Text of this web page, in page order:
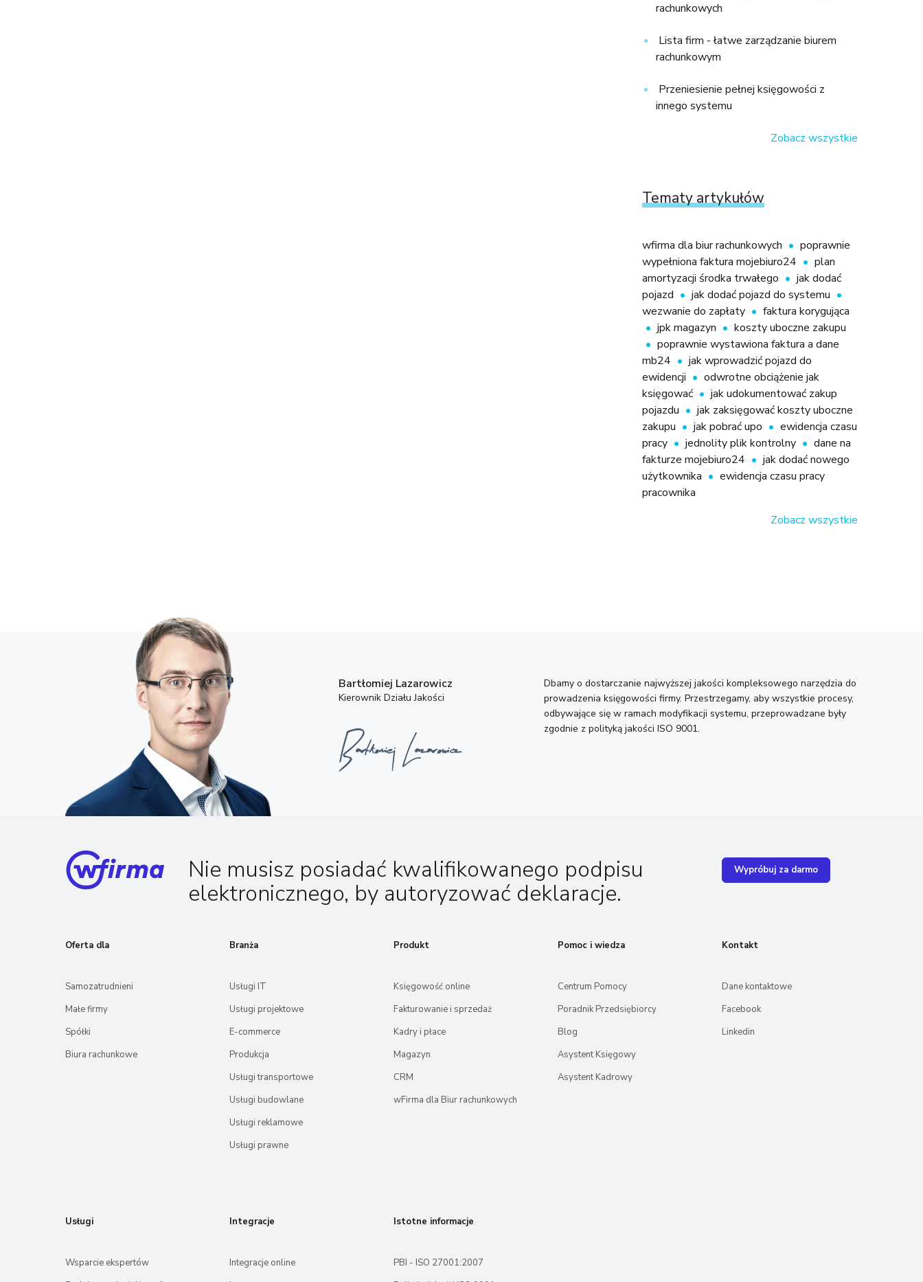
rachunkowych
Lista firm - łatwe zarządzanie biurem
rachunkowym
Przeniesienie pełnej księgowości z
innego systemu
Zobacz wszystkie
Tematy artykułów
wfirma dla biur rachunkowych
poprawnie
wypełniona faktura mojebiuro24
plan
amortyzacji środka trwałego
jak dodać
pojazd
jak dodać pojazd do systemu
wezwanie do zapłaty
faktura korygująca
jpk magazyn
koszty uboczne zakupu
poprawnie wystawiona faktura a dane
mb24
jak wprowadzić pojazd do
ewidencji
odwrotne obciążenie jak
księgować
jak udokumentować zakup
pojazdu
jak zaksięgować koszty uboczne
zakupu
jak pobrać upo
ewidencja czasu
pracy
jednolity plik kontrolny
dane na
fakturze mojebiuro24
jak dodać nowego
użytkownika
ewidencja czasu pracy
pracownika
Zobacz wszystkie
Dbamy o dostarczanie najwyższej jakości kompleksowego narzędzia do
prowadzenia księgowości firmy. Przestrzegamy, aby wszystkie procesy,
odbywające się w ramach modyfikacji systemu, przeprowadzane były
zgodnie z polityką jakości ISO 9001.
Bartłomiej Lazarowicz
Kierownik Działu Jakości
Nie musisz posiadać kwalifikowanego podpisu
elektronicznego, by autoryzować deklaracje.
Wypróbuj za darmo
Oferta dla
Samozatrudnieni
Małe firmy
Spółki
Biura rachunkowe
Branża
Usługi IT
Usługi projektowe
E-commerce
Produkcja
Usługi transportowe
Usługi budowlane
Usługi reklamowe
Usługi prawne
Produkt
Księgowość online
Fakturowanie i sprzedaż
Kadry i płace
Magazyn
CRM
wFirma dla Biur rachunkowych
Pomoc i wiedza
Centrum Pomocy
Poradnik Przedsiębiorcy
Blog
Asystent Księgowy
Asystent Kadrowy
Kontakt
Dane kontaktowe
Facebook
Linkedin
Usługi
Wsparcie ekspertów
Integracje
Integracje online
Istotne informacje
PBI - ISO 27001:2007